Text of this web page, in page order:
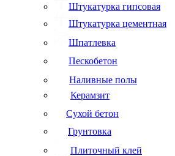
Штукатурка гипсовая
Штукатурка цементная
Шпатлевка
Пескобетон
Наливные полы
Керамзит
Сухой бетон
Грунтовка
Плиточный клей